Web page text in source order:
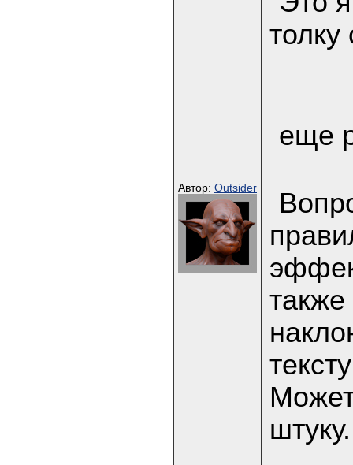
толку
еще
Автор: Outsider